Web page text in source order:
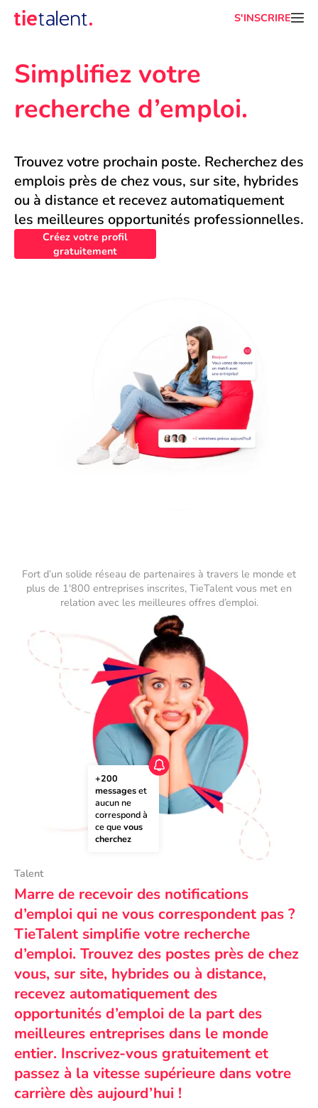
S'INSCRIRE
Simplifiez votre
recherche d’emploi.
Trouvez votre prochain poste. Recherchez des
emplois près de chez vous, sur site, hybrides
ou à distance et recevez automatiquement
les meilleures opportunités professionnelles.
Créez votre profil
gratuitement
Fort d’un solide réseau de partenaires à travers le monde et
plus de 1'800 entreprises inscrites, TieTalent vous met en
relation avec les meilleures offres d’emploi.
+200
messages et
aucun ne
correspond à
ce que vous
cherchez
Talent
Marre de recevoir des notifications
d’emploi qui ne vous correspondent pas ?
TieTalent simplifie votre recherche
d’emploi. Trouvez des postes près de chez
vous, sur site, hybrides ou à distance,
recevez automatiquement des
opportunités d’emploi de la part des
meilleures entreprises dans le monde
entier. Inscrivez-vous gratuitement et
passez à la vitesse supérieure dans votre
carrière dès aujourd’hui !